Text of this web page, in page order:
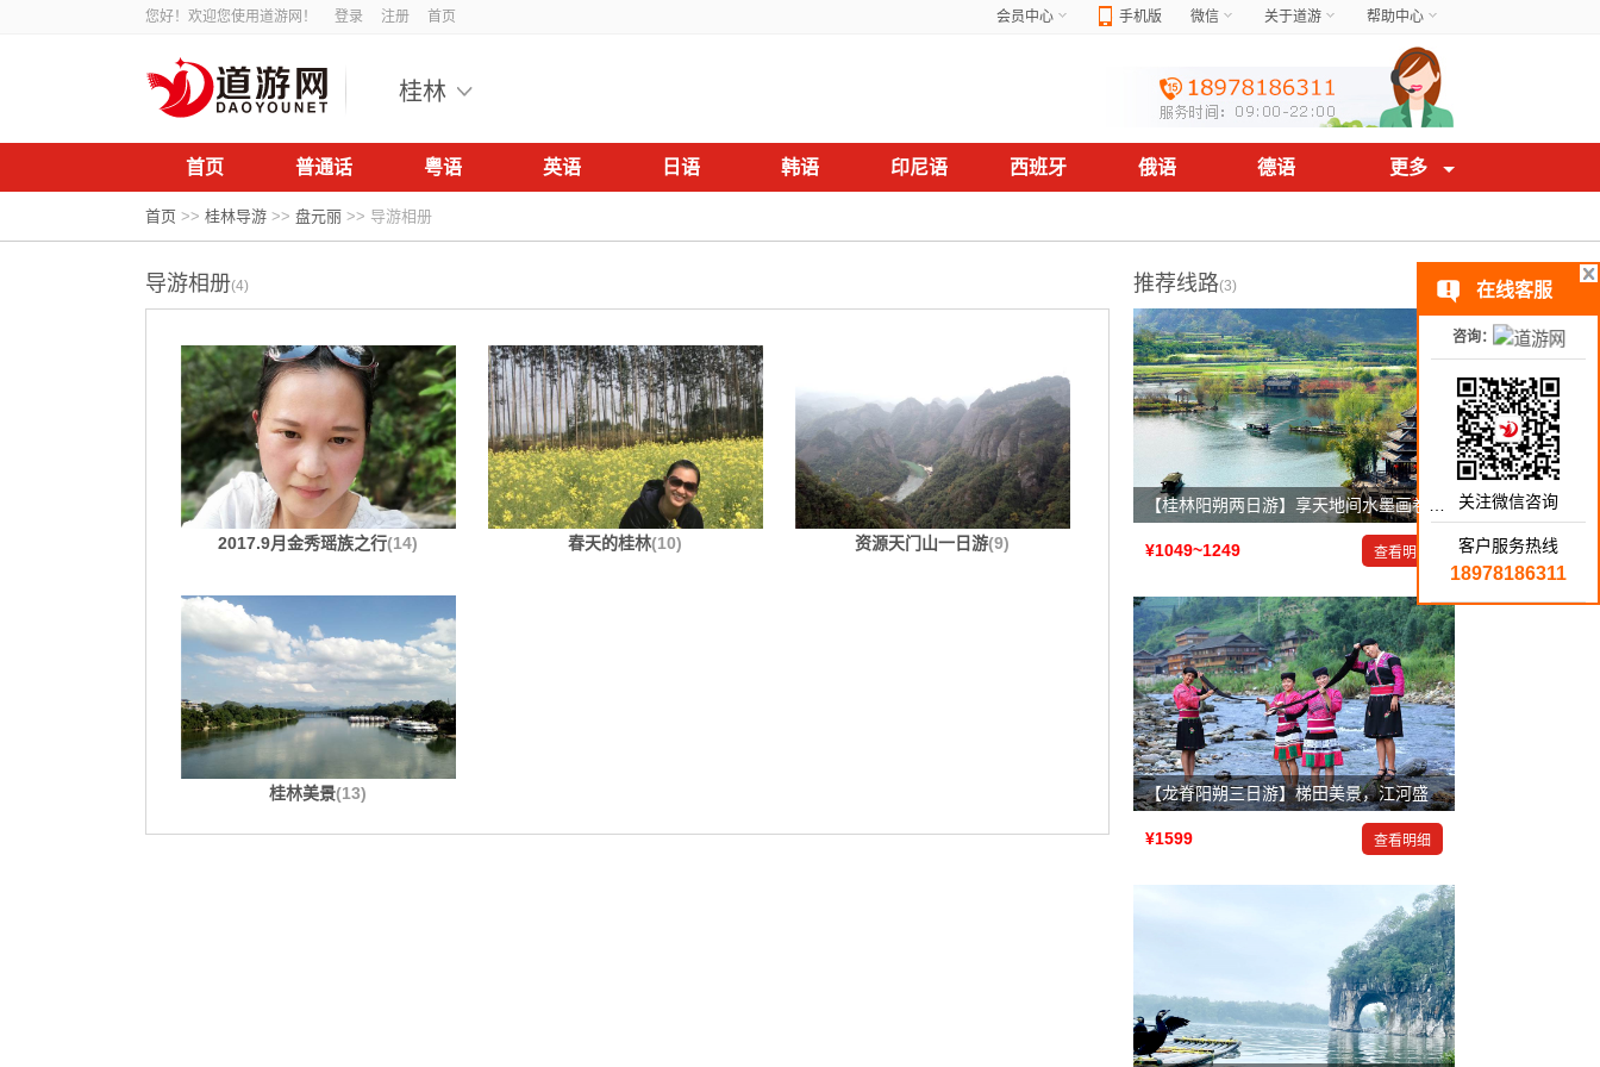
您好！欢迎您使用道游网！ 登录 注册 首页 会员中心 手机版 微信 关于道游 帮助中心
桂林
首页 普通话 粤语 英语 日语 韩语 印尼语 西班牙 俄语 德语 更多
首页 >> 桂林导游 >> 盘元丽 >> 导游相册
导游相册(4)
2017.9月金秀瑶族之行(14) 春天的桂林(10) 资源天门山一日游(9)
桂林美景(13)
推荐线路(3)
查看明细
¥1049~1249
【龙脊阳朔三日游】梯田美景，江河盛景，岩洞奇景
查看明细
¥1599
在线客服
咨询：
关注微信咨询
客户服务热线
18978186311